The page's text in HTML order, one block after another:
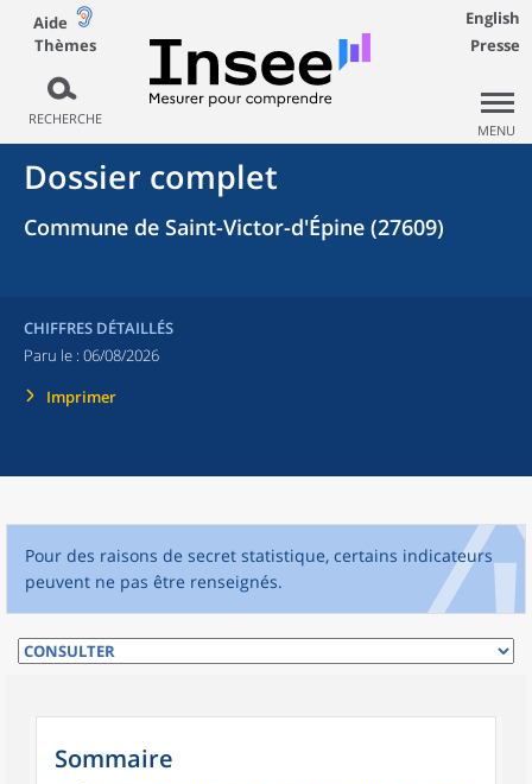
Aide
Thèmes
RECHERCHE
English
Presse
MENU
Dossier complet
Commune de Saint-Victor-d'Épine (27609)
CHIFFRES DÉTAILLÉS
Paru le : 06/08/2026
Imprimer
Pour des raisons de secret statistique, certains indicateurs
peuvent ne pas être renseignés.
Sommaire